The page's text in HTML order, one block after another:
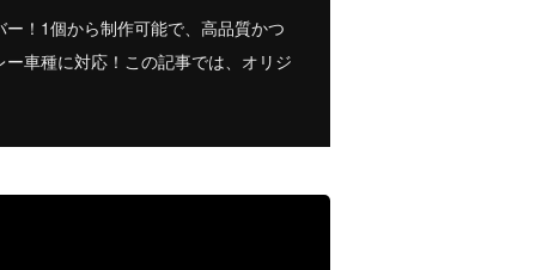
！1個から制作可能で、高品質かつ
車種に対応！この記事では、オリジ